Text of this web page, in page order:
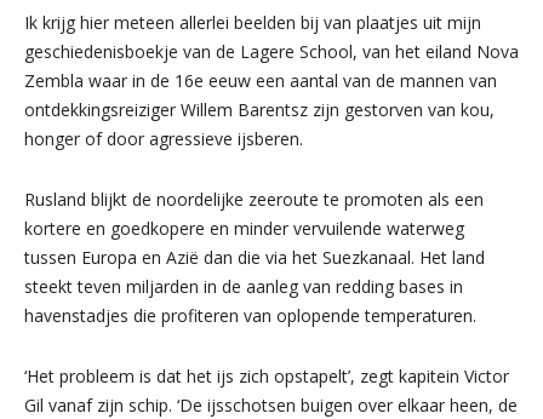
Ik krijg hier meteen allerlei beelden bij van plaatjes uit mijn
geschiedenisboekje van de Lagere School, van het eiland Nova
Zembla waar in de 16e eeuw een aantal van de mannen van
ontdekkingsreiziger Willem Barentsz zijn gestorven van kou,
honger of door agressieve ijsberen.
Rusland blijkt de noordelijke zeeroute te promoten als een
kortere en goedkopere en minder vervuilende waterweg
tussen Europa en Azië dan die via het Suezkanaal. Het land
steekt teven miljarden in de aanleg van redding bases in
havenstadjes die profiteren van oplopende temperaturen.
‘Het probleem is dat het ijs zich opstapelt’, zegt kapitein Victor
Gil vanaf zijn schip. ‘De ijsschotsen buigen over elkaar heen, de